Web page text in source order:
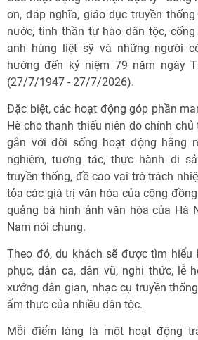
ơn, đáp nghĩa, giáo dục truyền
nước, tinh thần tự hào dân tộc,
anh hùng liệt sỹ và những người
hướng đến kỷ niệm 79 năm ngày
(27/7/1947 - 27/7/2026).
Đặc biệt, các hoạt động góp phần
Hè cho thanh thiếu niên do chính
gắn với đời sống hoạt động hằng
nghiệm, tương tác, thực hành di
truyền thống, đề cao vai trò trách
tỏa các giá trị văn hóa của cộng
quảng bá hình ảnh văn hóa của Hà
Nam nói chung.
Theo đó, du khách sẽ được tìm hiểu
phục, dân ca, dân vũ, nghi thức, lễ
xướng dân gian, nhạc cụ truyền
ẩm thực của nhiều dân tộc.
Mỗi điểm làng là một hoạt động